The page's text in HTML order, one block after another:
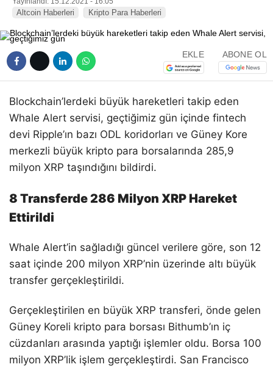
Altcoin Haberleri Kripto Para Haberleri
EKLE ABONE OL
Blockchain’lerdeki büyük hareketleri takip eden
Whale Alert servisi, geçtiğimiz gün içinde fintech
devi Ripple’ın bazı ODL koridorları ve Güney Kore
merkezli büyük kripto para borsalarında 285,9
milyon XRP taşındığını bildirdi.
8 Transferde 286 Milyon XRP Hareket
Ettirildi
Whale Alert’in sağladığı güncel verilere göre, son 12
saat içinde 200 milyon XRP’nin üzerinde altı büyük
transfer gerçekleştirildi.
Gerçekleştirilen en büyük XRP transferi, önde gelen
Güney Koreli kripto para borsası Bithumb’ın iç
cüzdanları arasında yaptığı işlemler oldu. Borsa 100
milyon XRP’lik işlem gerçekleştirdi. San Francisco